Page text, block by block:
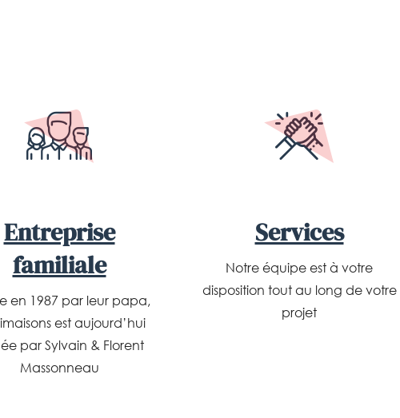
Entreprise
familiale
en 1987 par leur papa,
est aujourd’hui
par Sylvain & Florent
Massonneau
Services
Notre équipe est à votre
disposition tout au long de votre
projet